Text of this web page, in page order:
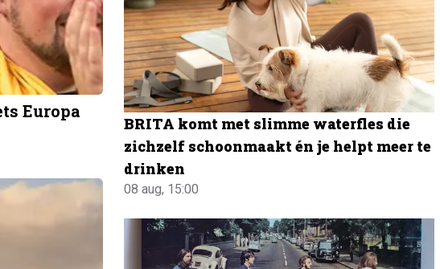
Europa
BRITA komt met slimme waterfles die
zichzelf schoonmaakt én je helpt meer te
drinken
08 aug, 15:00